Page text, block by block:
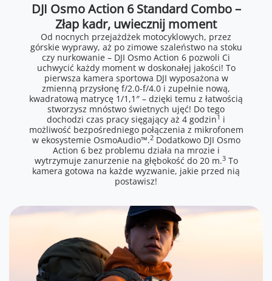
DJI Osmo Action 6 Standard Combo –
Złap kadr, uwiecznij moment
Od nocnych przejażdżek motocyklowych, przez
górskie wyprawy, aż po zimowe szaleństwo na stoku
czy nurkowanie – DJI Osmo Action 6 pozwoli Ci
uchwycić każdy moment w doskonałej jakości! To
pierwsza kamera sportowa DJI wyposażona w
zmienną przysłonę f/2.0-f/4.0 i zupełnie nową,
kwadratową matrycę 1/1,1″ – dzięki temu z łatwością
stworzysz mnóstwo świetnych ujęć! Do tego
dochodzi czas pracy sięgający aż 4 godzin1 i
możliwość bezpośredniego połączenia z mikrofonem
w ekosystemie OsmoAudio™.2Dodatkowo DJI Osmo
Action 6 bez problemu działa na mrozie i
wytrzymuje zanurzenie na głębokość do 20 m.3To
kamera gotowa na każde wyzwanie, jakie przed nią
postawisz!